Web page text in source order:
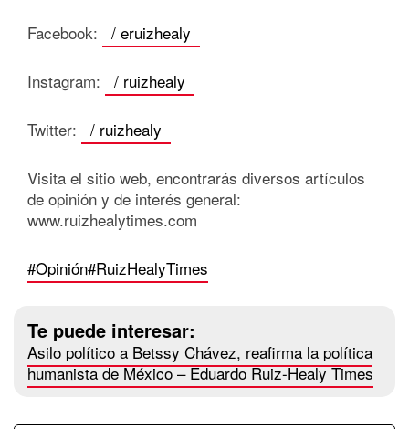
Facebook: / eruizhealy
Instagram: / ruizhealy
Twitter: / ruizhealy
Visita el sitio web, encontrarás diversos artículos
de opinión y de interés general:
www.ruizhealytimes.com
#Opinión#RuizHealyTimes
Te puede interesar:
Asilo político a Betssy Chávez, reafirma la política
humanista de México – Eduardo Ruiz-Healy Times